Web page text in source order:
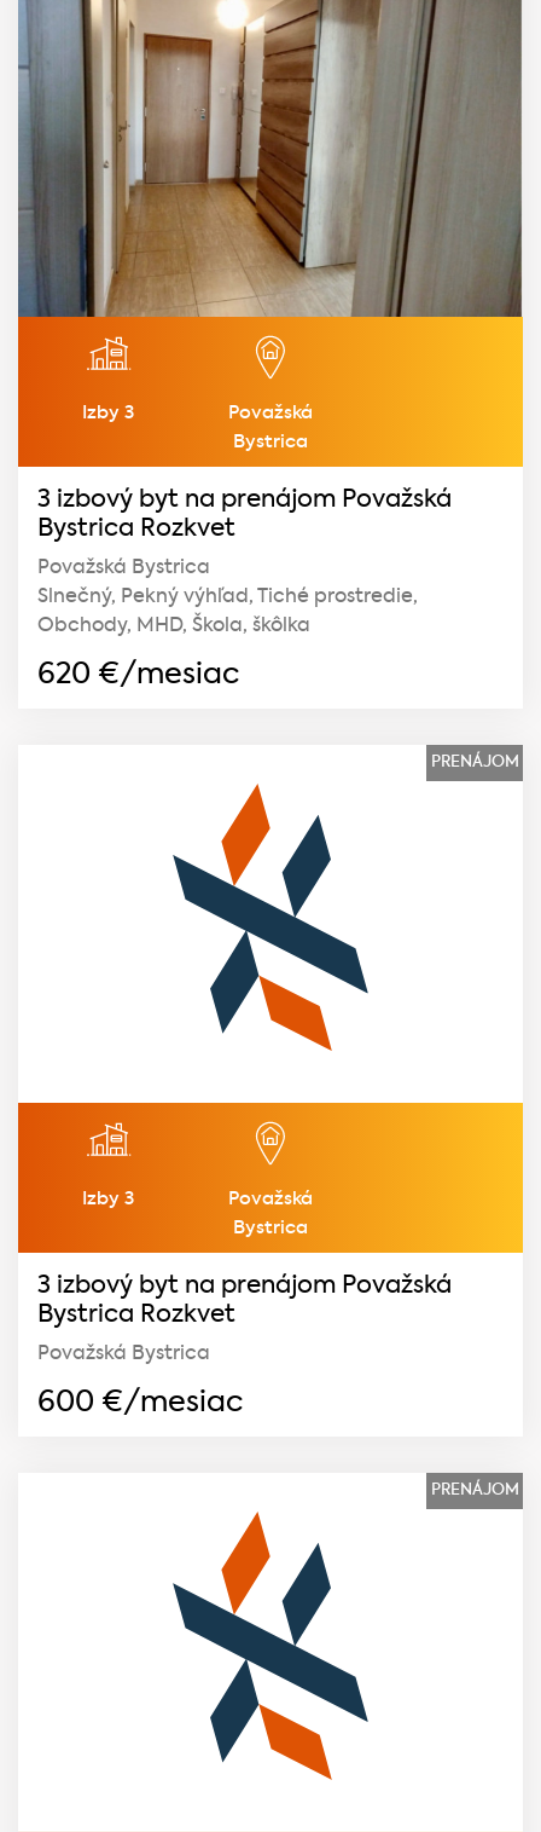
Izby 3
Považská
Bystrica
3 izbový byt na prenájom Považská
Bystrica Rozkvet
Považská Bystrica
Slnečný, Pekný výhľad, Tiché prostredie,
Obchody, MHD, Škola, škôlka
620 €/mesiac
PRENÁJOM
Izby 3
Považská
Bystrica
3 izbový byt na prenájom Považská
Bystrica Rozkvet
Považská Bystrica
600 €/mesiac
PRENÁJOM